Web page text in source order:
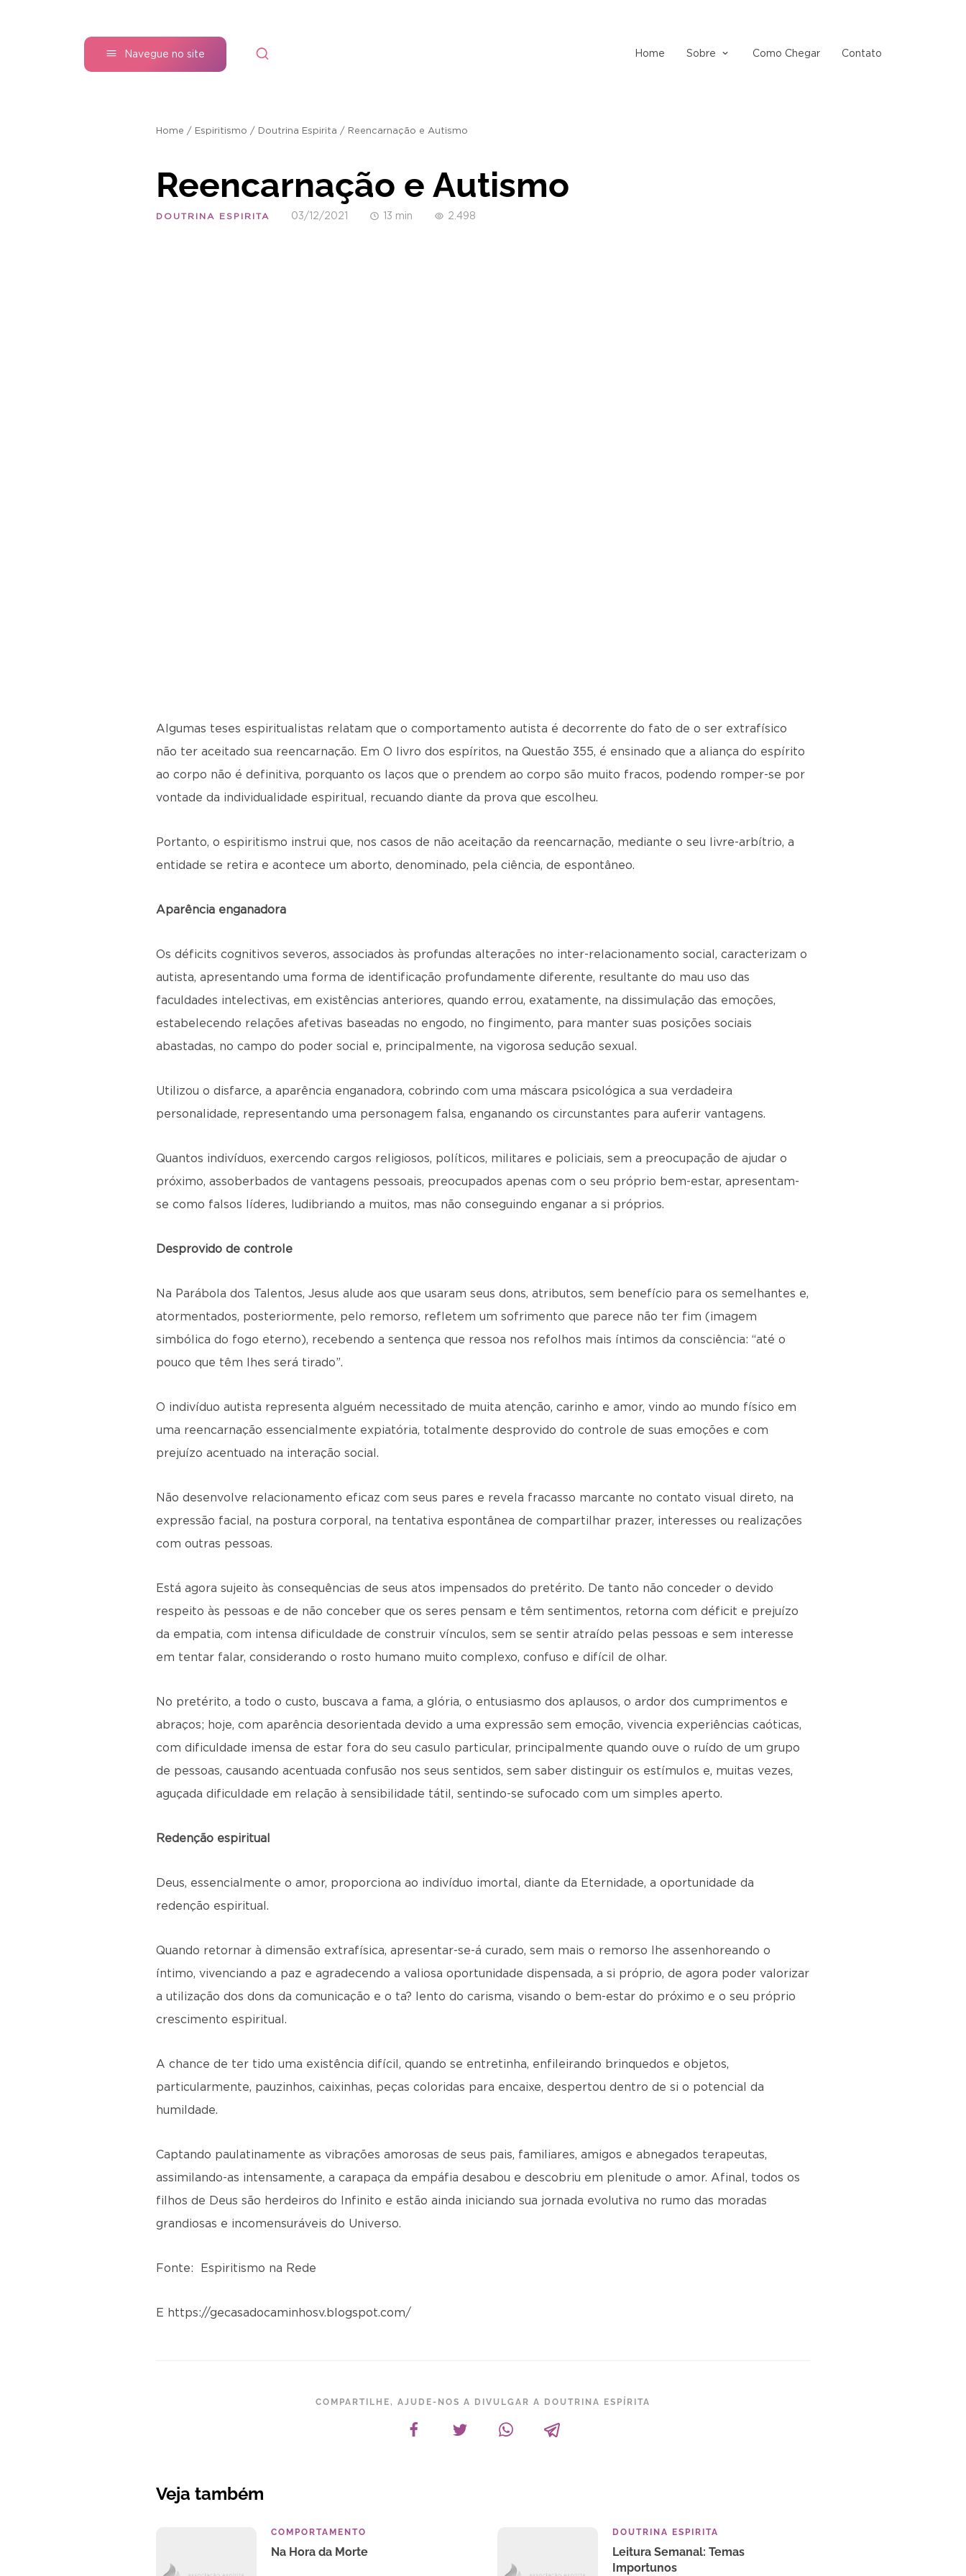
Navegue no site Home Sobre Como Chegar Contato
Home / Espiritismo / Doutrina Espirita / Reencarnação e Autismo
Reencarnação e Autismo
DOUTRINA ESPIRITA 03/12/2021 13 min 2.498
Algumas teses espiritualistas relatam que o comportamento autista é decorrente do fato de o ser extrafísico
não ter aceitado sua reencarnação. Em O livro dos espíritos, na Questão 355, é ensinado que a aliança do espírito
ao corpo não é definitiva, porquanto os laços que o prendem ao corpo são muito fracos, podendo romper-se por
vontade da individualidade espiritual, recuando diante da prova que escolheu.
Portanto, o espiritismo instrui que, nos casos de não aceitação da reencarnação, mediante o seu livre-arbítrio, a
entidade se retira e acontece um aborto, denominado, pela ciência, de espontâneo.
Aparência enganadora
Os déficits cognitivos severos, associados às profundas alterações no inter-relacionamento social, caracterizam o
autista, apresentando uma forma de identificação profundamente diferente, resultante do mau uso das
faculdades intelectivas, em existências anteriores, quando errou, exatamente, na dissimulação das emoções,
estabelecendo relações afetivas baseadas no engodo, no fingimento, para manter suas posições sociais
abastadas, no campo do poder social e, principalmente, na vigorosa sedução sexual.
Utilizou o disfarce, a aparência enganadora, cobrindo com uma máscara psicológica a sua verdadeira
personalidade, representando uma personagem falsa, enganando os circunstantes para auferir vantagens.
Quantos indivíduos, exercendo cargos religiosos, políticos, militares e policiais, sem a preocupação de ajudar o
próximo, assoberbados de vantagens pessoais, preocupados apenas com o seu próprio bem-estar, apresentam-
se como falsos líderes, ludibriando a muitos, mas não conseguindo enganar a si próprios.
Desprovido de controle
Na Parábola dos Talentos, Jesus alude aos que usaram seus dons, atributos, sem benefício para os semelhantes e,
atormentados, posteriormente, pelo remorso, refletem um sofrimento que parece não ter fim (imagem
simbólica do fogo eterno), recebendo a sentença que ressoa nos refolhos mais íntimos da consciência: “até o
pouco que têm lhes será tirado”.
O indivíduo autista representa alguém necessitado de muita atenção, carinho e amor, vindo ao mundo físico em
uma reencarnação essencialmente expiatória, totalmente desprovido do controle de suas emoções e com
prejuízo acentuado na interação social.
Não desenvolve relacionamento eficaz com seus pares e revela fracasso marcante no contato visual direto, na
expressão facial, na postura corporal, na tentativa espontânea de compartilhar prazer, interesses ou realizações
com outras pessoas.
Está agora sujeito às consequências de seus atos impensados do pretérito. De tanto não conceder o devido
respeito às pessoas e de não conceber que os seres pensam e têm sentimentos, retorna com déficit e prejuízo
da empatia, com intensa dificuldade de construir vínculos, sem se sentir atraído pelas pessoas e sem interesse
em tentar falar, considerando o rosto humano muito complexo, confuso e difícil de olhar.
No pretérito, a todo o custo, buscava a fama, a glória, o entusiasmo dos aplausos, o ardor dos cumprimentos e
abraços; hoje, com aparência desorientada devido a uma expressão sem emoção, vivencia experiências caóticas,
com dificuldade imensa de estar fora do seu casulo particular, principalmente quando ouve o ruído de um grupo
de pessoas, causando acentuada confusão nos seus sentidos, sem saber distinguir os estímulos e, muitas vezes,
aguçada dificuldade em relação à sensibilidade tátil, sentindo-se sufocado com um simples aperto.
Redenção espiritual
Deus, essencialmente o amor, proporciona ao indivíduo imortal, diante da Eternidade, a oportunidade da
redenção espiritual.
Quando retornar à dimensão extrafísica, apresentar-se-á curado, sem mais o remorso lhe assenhoreando o
íntimo, vivenciando a paz e agradecendo a valiosa oportunidade dispensada, a si próprio, de agora poder valorizar
a utilização dos dons da comunicação e o ta? lento do carisma, visando o bem-estar do próximo e o seu próprio
crescimento espiritual.
A chance de ter tido uma existência difícil, quando se entretinha, enfileirando brinquedos e objetos,
particularmente, pauzinhos, caixinhas, peças coloridas para encaixe, despertou dentro de si o potencial da
humildade.
Captando paulatinamente as vibrações amorosas de seus pais, familiares, amigos e abnegados terapeutas,
assimilando-as intensamente, a carapaça da empáfia desabou e descobriu em plenitude o amor. Afinal, todos os
filhos de Deus são herdeiros do Infinito e estão ainda iniciando sua jornada evolutiva no rumo das moradas
grandiosas e incomensuráveis do Universo.
Fonte: Espiritismo na Rede
E https://gecasadocaminhosv.blogspot.com/
COMPARTILHE, AJUDE-NOS A DIVULGAR A DOUTRINA ESPÍRITA
Veja também
COMPORTAMENTO
Na Hora da Morte
DOUTRINA ESPIRITA
Leitura Semanal: Temas
Importunos